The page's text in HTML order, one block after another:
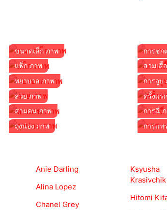
ขนาดเล็ก ภาพ
แพ็ก ภาพ
พยาบาล ภาพ
สวย ภาพ
สามคน ภาพ
ถุงน่อง ภาพ
การชก
สวมเสื้
การจูบ
ครั้งแร
การฉี่
การแพ
Anie Darling
Alina Lopez
Chanel Grey
Ksyusha
Krasivchik
Hitomi